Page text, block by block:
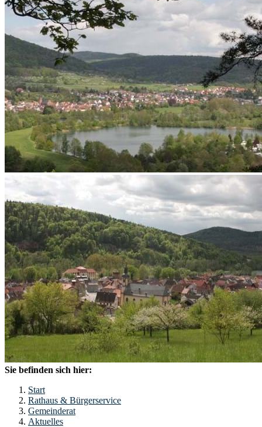
Sie befinden sich hier:
Start
Rathaus & Bürgerservice
Gemeinderat
Aktuelles